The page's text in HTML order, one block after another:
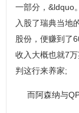
一部分，&ldquo
入股了瑞典当地
股份，便赚到了
收入大概也就7
判这行来养家;
而阿森纳与